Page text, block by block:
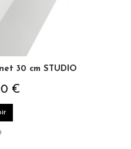
30 cm STUDIO
€